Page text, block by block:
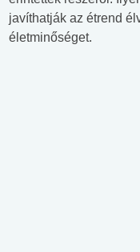
javíthatják az étrend
életminőséget.